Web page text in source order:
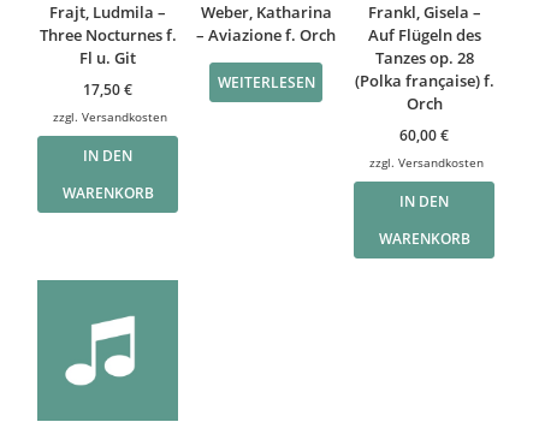
Frajt, Ludmila –
Three Nocturnes f.
Fl u. Git
17,50€
zzgl.Versandkosten
IN DEN
WARENKORB
Weber, Katharina
– Aviazione f. Orch
WEITERLESEN
Frankl, Gisela –
Auf Flügeln des
Tanzes op. 28
(Polka française) f.
Orch
60,00€
zzgl.Versandkosten
IN DEN
WARENKORB